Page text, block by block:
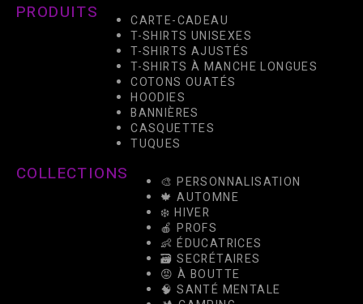
PRODUITS
CARTE-CADEAU
T-SHIRTS UNISEXES
T-SHIRTS AJUSTÉS
T-SHIRTS À MANCHE LONGUES
COTONS OUATÉS
HOODIES
BANNIÈRES
CASQUETTES
TUQUES
COLLECTIONS
🎨 PERSONNALISATION
🍁 AUTOMNE
❄️ HIVER
🍎 PROFS
👶 ÉDUCATRICES
🗃️ SECRÉTAIRES
😡 À BOUTTE
🧠 SANTÉ MENTALE